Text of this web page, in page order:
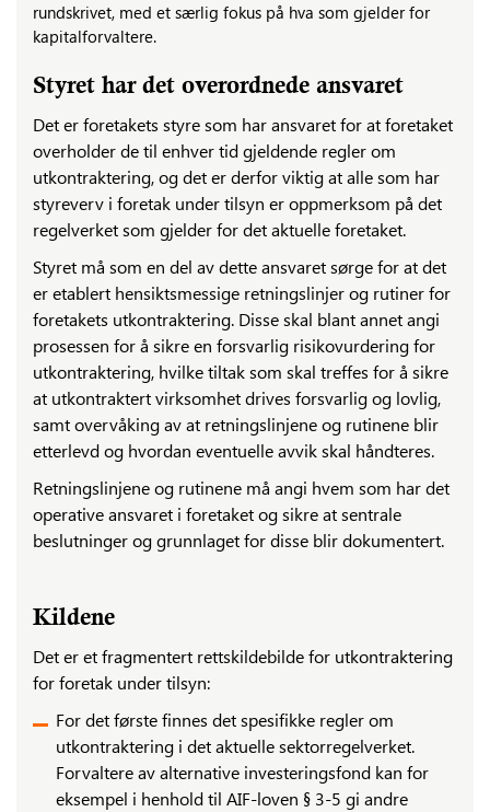
rundskrivet, med et særlig fokus på hva som gjelder for
kapitalforvaltere.
Styret har det overordnede ansvaret
Det er foretakets styre som har ansvaret for at foretaket
overholder de til enhver tid gjeldende regler om
utkontraktering, og det er derfor viktig at alle som har
styreverv i foretak under tilsyn er oppmerksom på det
regelverket som gjelder for det aktuelle foretaket.
Styret må som en del av dette ansvaret sørge for at det
er etablert hensiktsmessige retningslinjer og rutiner for
foretakets utkontraktering. Disse skal blant annet angi
prosessen for å sikre en forsvarlig risikovurdering for
utkontraktering, hvilke tiltak som skal treffes for å sikre
at utkontraktert virksomhet drives forsvarlig og lovlig,
samt overvåking av at retningslinjene og rutinene blir
etterlevd og hvordan eventuelle avvik skal håndteres.
Retningslinjene og rutinene må angi hvem som har det
operative ansvaret i foretaket og sikre at sentrale
beslutninger og grunnlaget for disse blir dokumentert.
Kildene
Det er et fragmentert rettskildebilde for utkontraktering
for foretak under tilsyn:
For det første finnes det spesifikke regler om
utkontraktering i det aktuelle sektorregelverket.
Forvaltere av alternative investeringsfond kan for
eksempel i henhold til AIF-loven § 3-5 gi andre